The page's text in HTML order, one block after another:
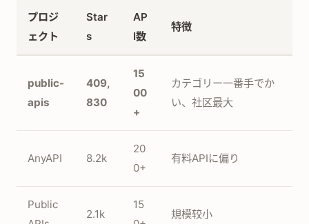
プロジ
ェクト
Star
s
AP
I数
特徴
public-
apis
409,
830
15
00
+
カテゴリー一番手でか
い、社区最大
AnyAPI 8.2k
20
0+
有料APIに偏り
Public
2.1k
15
規模较小